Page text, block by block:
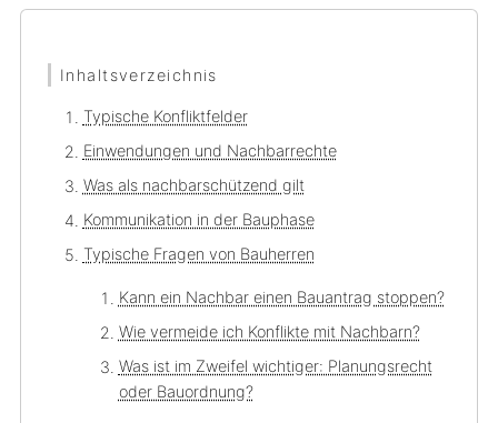
Inhaltsverzeichnis
Typische Konfliktfelder
Einwendungen und Nachbarrechte
Was als nachbarschützend gilt
Kommunikation in der Bauphase
Typische Fragen von Bauherren
Kann ein Nachbar einen Bauantrag stoppen?
Wie vermeide ich Konflikte mit Nachbarn?
Was ist im Zweifel wichtiger: Planungsrecht
oder Bauordnung?